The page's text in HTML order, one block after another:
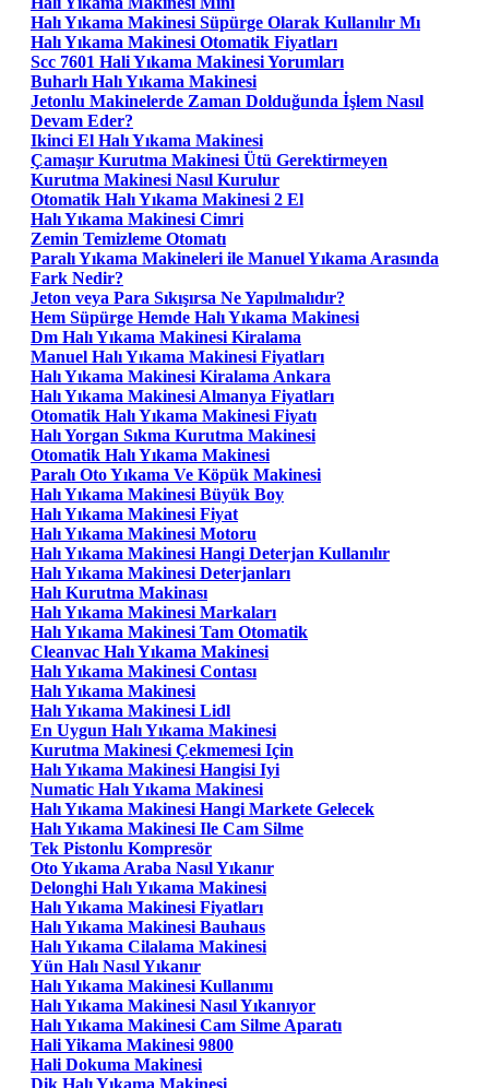
Halı Yıkama Makinesi Süpürge Olarak Kullanılır Mı
Halı Yıkama Makinesi Otomatik Fiyatları
Scc 7601 Hali Yıkama Makinesi Yorumları
Buharlı Halı Yıkama Makinesi
Jetonlu Makinelerde Zaman Dolduğunda İşlem Nasıl
Devam Eder?
Ikinci El Halı Yıkama Makinesi
Çamaşır Kurutma Makinesi Ütü Gerektirmeyen
Kurutma Makinesi Nasıl Kurulur
Otomatik Halı Yıkama Makinesi 2 El
Halı Yıkama Makinesi Cimri
Zemin Temizleme Otomatı
Paralı Yıkama Makineleri ile Manuel Yıkama Arasında
Fark Nedir?
Jeton veya Para Sıkışırsa Ne Yapılmalıdır?
Hem Süpürge Hemde Halı Yıkama Makinesi
Dm Halı Yıkama Makinesi Kiralama
Manuel Halı Yıkama Makinesi Fiyatları
Halı Yıkama Makinesi Kiralama Ankara
Halı Yıkama Makinesi Almanya Fiyatları
Otomatik Halı Yıkama Makinesi Fiyatı
Halı Yorgan Sıkma Kurutma Makinesi
Otomatik Halı Yıkama Makinesi
Paralı Oto Yıkama Ve Köpük Makinesi
Halı Yıkama Makinesi Büyük Boy
Halı Yıkama Makinesi Fiyat
Halı Yıkama Makinesi Motoru
Halı Yıkama Makinesi Hangi Deterjan Kullanılır
Halı Yıkama Makinesi Deterjanları
Halı Kurutma Makinası
Halı Yıkama Makinesi Markaları
Halı Yıkama Makinesi Tam Otomatik
Cleanvac Halı Yıkama Makinesi
Halı Yıkama Makinesi Contası
Halı Yıkama Makinesi
Halı Yıkama Makinesi Lidl
En Uygun Halı Yıkama Makinesi
Kurutma Makinesi Çekmemesi Için
Halı Yıkama Makinesi Hangisi Iyi
Numatic Halı Yıkama Makinesi
Halı Yıkama Makinesi Hangi Markete Gelecek
Halı Yıkama Makinesi Ile Cam Silme
Tek Pistonlu Kompresör
Oto Yıkama Araba Nasıl Yıkanır
Delonghi Halı Yıkama Makinesi
Halı Yıkama Makinesi Fiyatları
Halı Yıkama Makinesi Bauhaus
Halı Yıkama Cilalama Makinesi
Yün Halı Nasıl Yıkanır
Halı Yıkama Makinesi Kullanımı
Halı Yıkama Makinesi Nasıl Yıkanıyor
Halı Yıkama Makinesi Cam Silme Aparatı
Hali Yikama Makinesi 9800
Hali Dokuma Makinesi
Dik Halı Yıkama Makinesi